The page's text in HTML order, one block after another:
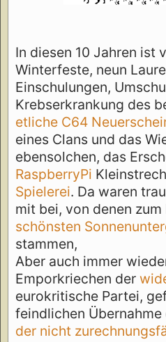
In diesen 10 Jahren ist
Winterfeste, neun
Einschulungen,
Krebserkrankung des
etliche C64
eines Clans und das
ebensolchen, das
RaspberryPi
Spielerei. Da waren
mit bei, von denen
schönsten
stammen,
Aber auch immer
Emporkriechen der
eurokritische Partei,
feindlichen
der nicht